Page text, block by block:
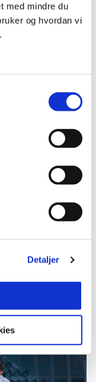
med mindre du
og hvordan vi
.
Detaljer